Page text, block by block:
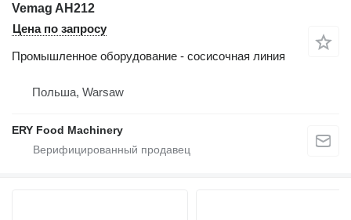
Vemag AH212
Цена по запросу
Промышленное оборудование - сосисочная линия
Польша, Warsaw
ERY Food Machinery